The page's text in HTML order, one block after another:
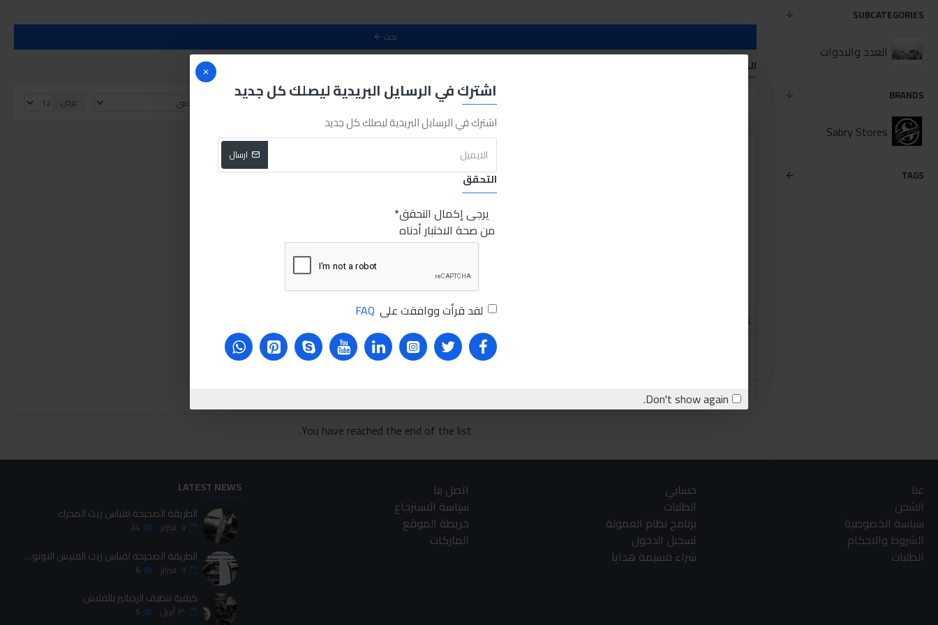
اشترك في الرسايل البريدية ليصلك كل جديد
اشترك في الرسايل البريدية ليصلك كل جديد
ارسال
التحقق
يرجى إكمال التحقق
من صحة الاختبار أدناه
لقد قرأت ووافقت على FAQ
Don't show again.
SUBCATEGORIES
العدد والادوات
BRANDS
Sabry Stores
TAGS
بحث
المنتجات التي تفي معايير البحث
الفرز بواسطة: عرض:
Sabry Stores
You have reached the end of the list.
عنا
الشحن
سياسة الخصوصية
الشروط والاحكام
الطلبات
حسابي
الطلبات
برنامج نظام العمولة
تسجيل الدخول
شراء قسيمة هدايا
اتصل بنا
سياسة الاسترجاع
خريطة الموقع
الماركات
LATEST NEWS
الطريقة الصحيحة لقياس زيت المحرك
٠٧ فبراير 24
الطريقة الصحيحة لقياس زيت الفتيس الاوتوماتيك
٠٧ فبراير 6
كيفية تنظيف الردياتير بالفلاش
٣٠ أبريل 5